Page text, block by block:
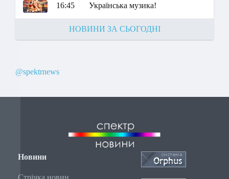
16:45 Українська музика!
НОВИНИ ЗА СЬОГОДНІ
@spektrnews
Новини
Стрічка новин